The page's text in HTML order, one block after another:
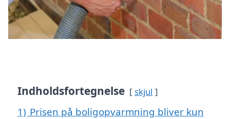
Indholdsfortegnelse skjul
1) Prisen på boligopvarmning bliver kun